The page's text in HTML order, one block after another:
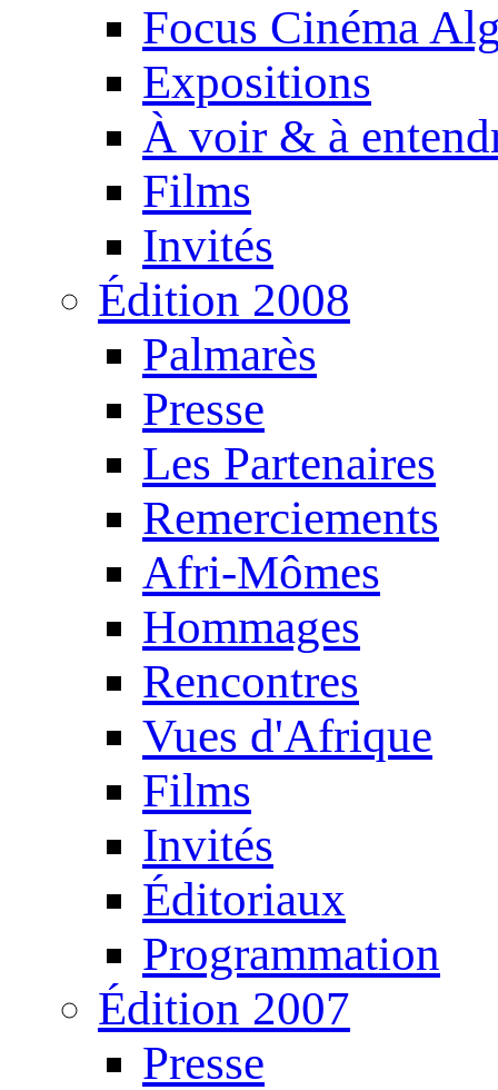
Focus Cinéma
Expositions
À voir & à
Films
Invités
Édition 2008
Palmarès
Presse
Les Partenaires
Remerciements
Afri-Mômes
Hommages
Rencontres
Vues d'Afrique
Films
Invités
Éditoriaux
Programmation
Édition 2007
Presse